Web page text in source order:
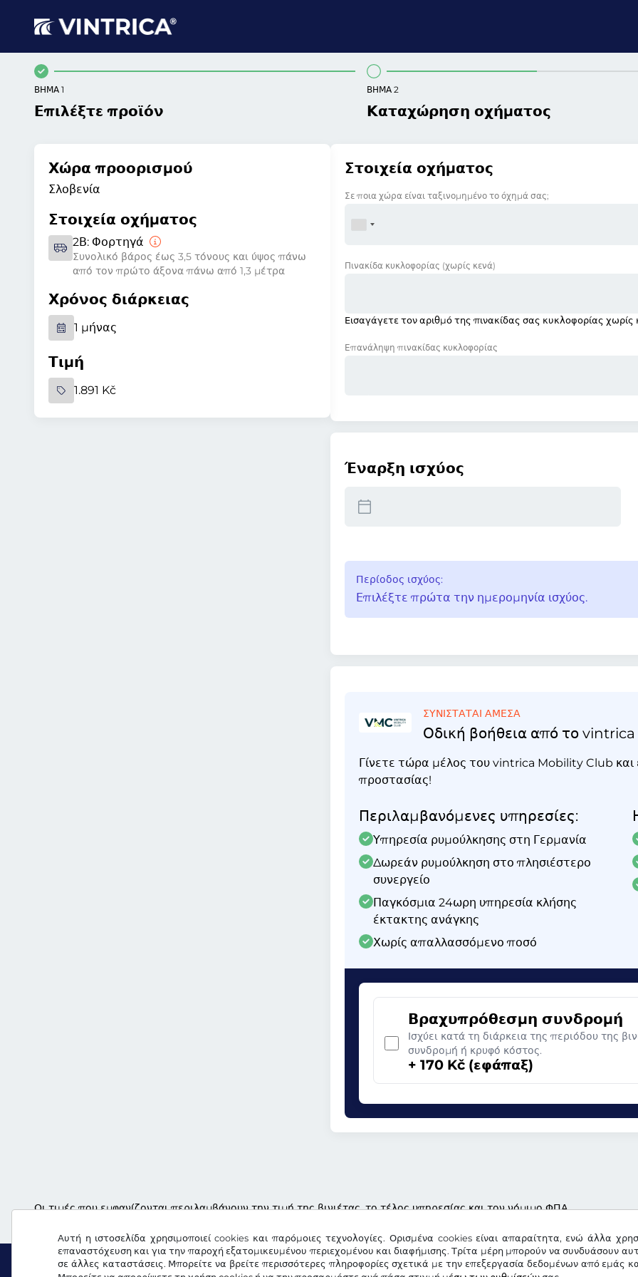
Αυτή η ιστοσελίδα χρησιμοποιεί cookies και παρόμοιες τεχνολογίες. Ορισμένα cookies είναι απαραίτητα, ενώ άλλα
επαναστόχευση και για την παροχή εξατομικευμένου περιεχομένου και διαφήμισης. Τρίτα μέρη μπορούν να συνδυάσουν
σε άλλες καταστάσεις. Μπορείτε να βρείτε περισσότερες πληροφορίες σχετικά με την επεξεργασία δεδομένων από εμάς
ΒΉΜΑ 1
Επιλέξτε προϊόν
ΒΉΜΑ 2
Καταχώρηση οχήματος
Χώρα προορισμού
Σλοβενία
Στοιχεία οχήματος
2Β: Φορτηγά
Συνολικό βάρος έως 3,5 τόνους και ύψος πάνω
από τον πρώτο άξονα πάνω από 1,3 μέτρα
Χρόνος διάρκειας
1 μήνας
Τιμή
1.891 Kč
Στοιχεία οχήματος
Σε ποια χώρα είναι ταξινομημένο το όχημά σας;
Πινακίδα κυκλοφορίας (χωρίς κενά)
Εισαγάγετε τον αριθμό της πινακίδας σας κυκλοφορίας χωρίς
Επανάληψη πινακίδας κυκλοφορίας
Έναρξη ισχύος
Περίοδος ισχύος:
Επιλέξτε πρώτα την ημερομηνία ισχύος.
ΣΥΝΙΣΤΑΤΑΙ ΑΜΕΣΑ
Οδική βοήθεια από το
Γίνετε τώρα μέλος του vintrica Mobility Club και
προστασίας!
Περιλαμβανόμενες υπηρεσίες:
Υπηρεσία ρυμούλκησης στη Γερμανία
Δωρεάν ρυμούλκηση στο πλησιέστερο
συνεργείο
Παγκόσμια 24ωρη υπηρεσία κλήσης
έκτακτης ανάγκης
Χωρίς απαλλασσόμενο ποσό
Βραχυπρόθεσμη συνδρομή
Ισχύει κατά τη διάρκεια της περιόδου της
συνδρομή ή κρυφό κόστος.
+ 170 Kč (εφάπαξ)
Οι τιμές που εμφανίζονται περιλαμβάνουν την τιμή της βινιέτας, το τέλος υπηρεσίας και τον νόμιμο ΦΠΑ